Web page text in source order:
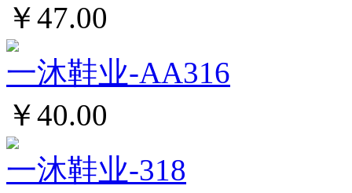
￥47.00
一沐鞋业-AA316
￥40.00
一沐鞋业-318